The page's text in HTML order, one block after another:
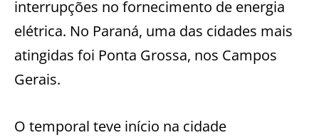
interrupções no fornecimento de energia
elétrica. No Paraná, uma das cidades mais
atingidas foi Ponta Grossa, nos Campos
Gerais.
O temporal teve início na cidade